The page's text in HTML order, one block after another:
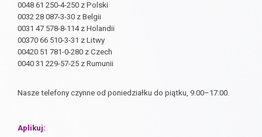
0048 61 250-4-250 z Polski
0032 28 087-3-30 z Belgii
0031 47 578-8-114 z Holandii
00370 66 510-3-31 z Litwy
00420 51 781-0-280 z Czech
0040 31 229-57-25 z Rumunii
Nasze telefony czynne od poniedziałku do piątku, 9:00–17:00.
Aplikuj: